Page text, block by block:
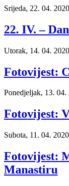
Srijeda, 22. 04.
22. IV. –
Utorak, 14. 04.
Fotovijest:
Ponedjeljak, 13. 04.
Fotovijest:
Subota, 11. 04.
Fotovijest:
Manastiru